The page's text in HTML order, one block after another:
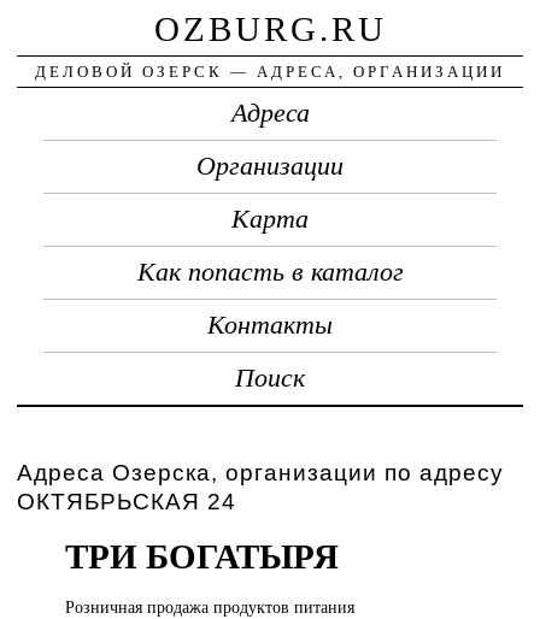
OZBURG.RU
ДЕЛОВОЙ ОЗЕРСК — АДРЕСА, ОРГАНИЗАЦИИ
Адреса
Организации
Карта
Как попасть в каталог
Контакты
Поиск
Адреса Озерска, организации по адресу
ОКТЯБРЬСКАЯ 24
ТРИ БОГАТЫРЯ
Розничная продажапродуктов питания